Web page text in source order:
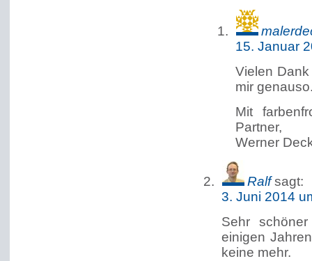
15. Januar
Vielen
mir
Mit
Partner,
Werner
Ralf sagt:
3. Juni 2014
Sehr
einigen
keine mehr.